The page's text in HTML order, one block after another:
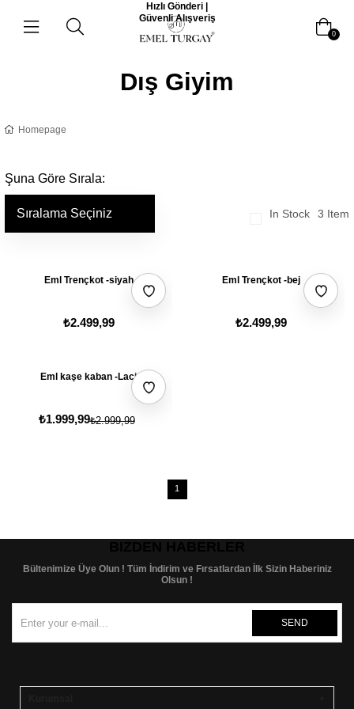
0
Hızlı Gönderi |
Güvenli Alışveriş
Dış Giyim
Homepage
In Stock 3 Item
Eml Trençkot -siyah
₺2.499,99
Eml Trençkot -bej
₺2.499,99
TÜKENDİEml kaşe kaban -Laci
₺1.999,99₺2.999,99
1
Bültenimize Üye Olun ! Tüm İndirim ve Fırsatlardan İlk Sizin Haberiniz
Olsun !
SEND